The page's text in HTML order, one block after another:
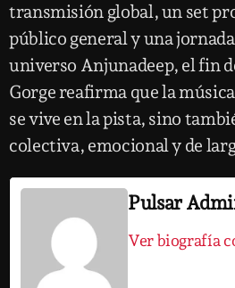
transmisión global, un set
público general y una
universo Anjunadeep, el fin
Gorge reafirma que la
se vive en la pista, sino
colectiva, emocional y de
Pulsar
Ver biografía